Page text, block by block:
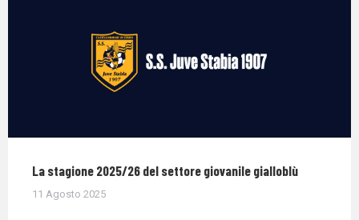
La stagione 2025/26 del settore giovanile gialloblù
11 Agosto 2025